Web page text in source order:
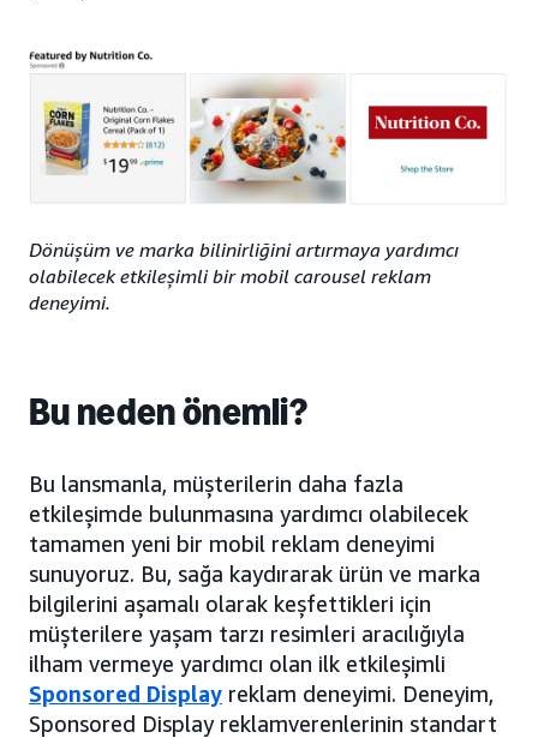
Dönüşüm ve marka bilinirliğini artırmaya yardımcı
olabilecek etkileşimli bir mobil carousel reklam
deneyimi.
Bu neden önemli?
Bu lansmanla, müşterilerin daha fazla
etkileşimde bulunmasına yardımcı olabilecek
tamamen yeni bir mobil reklam deneyimi
sunuyoruz. Bu, sağa kaydırarak ürün ve marka
bilgilerini aşamalı olarak keşfettikleri için
müşterilere yaşam tarzı resimleri aracılığıyla
ilham vermeye yardımcı olan ilk etkileşimli
Sponsored Display reklam deneyimi. Deneyim,
Sponsored Display reklamverenlerinin standart